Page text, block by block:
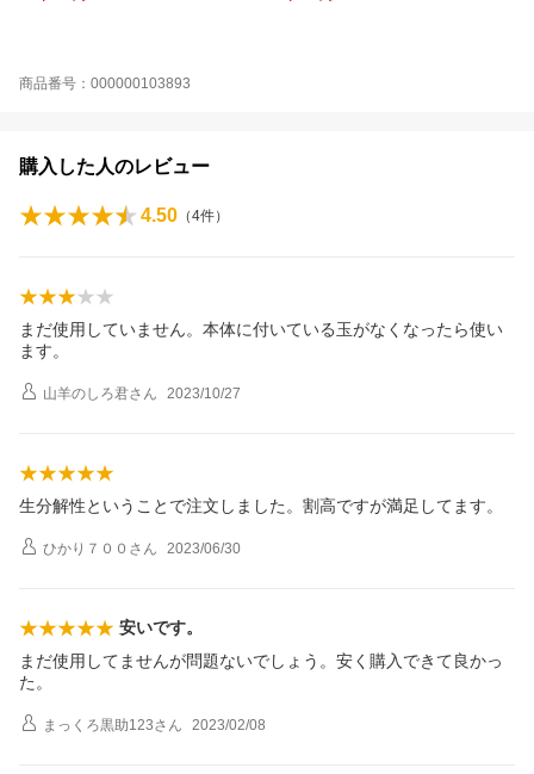
商品番号：000000103893
購入した人のレビュー
4.50 （4件）
まだ使用していません。本体に付いている玉がなくなったら使い
ます。
山羊のしろ君さん 2023/10/27
生分解性ということで注文しました。割高ですが満足してます。
ひかり７００ さん 2023/06/30
安いです。
まだ使用してませんが問題ないでしょう。安く購入できて良かっ
た。
まっくろ黒助123さん 2023/02/08